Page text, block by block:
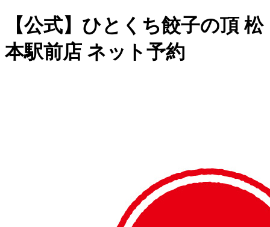
【公式】ひとくち餃子の頂 松
本駅前店 ネット予約